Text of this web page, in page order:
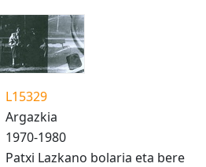
L15329
Argazkia
1970-1980
Patxi Lazkano bolaria eta bere